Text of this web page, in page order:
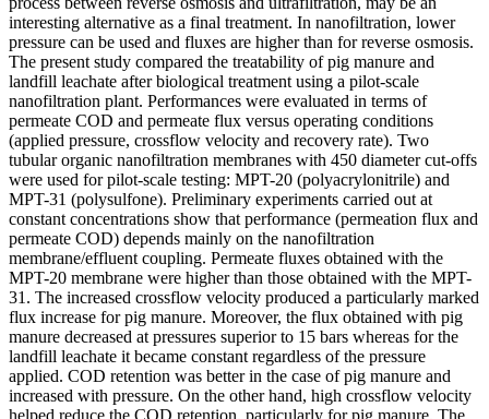
interesting alternative as a final treatment. In nanofiltration, lower
pressure can be used and fluxes are higher than for reverse osmosis.
The present study compared the treatability of pig manure and
landfill leachate after biological treatment using a pilot-scale
nanofiltration plant. Performances were evaluated in terms of
permeate COD and permeate flux versus operating conditions
(applied pressure, crossflow velocity and recovery rate). Two
tubular organic nanofiltration membranes with 450 diameter cut-offs
were used for pilot-scale testing: MPT-20 (polyacrylonitrile) and
MPT-31 (polysulfone). Preliminary experiments carried out at
constant concentrations show that performance (permeation flux and
permeate COD) depends mainly on the nanofiltration
membrane/effluent coupling. Permeate fluxes obtained with the
MPT-20 membrane were higher than those obtained with the MPT-
31. The increased crossflow velocity produced a particularly marked
flux increase for pig manure. Moreover, the flux obtained with pig
manure decreased at pressures superior to 15 bars whereas for the
landfill leachate it became constant regardless of the pressure
applied. COD retention was better in the case of pig manure and
increased with pressure. On the other hand, high crossflow velocity
helped reduce the COD retention, particularly for pig manure. The